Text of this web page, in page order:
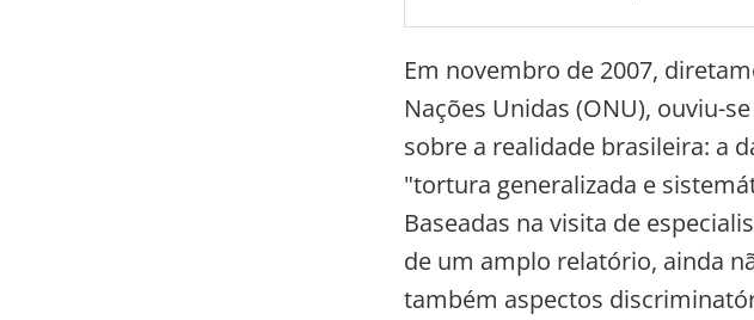
Em novembro de 2007,
Nações Unidas (ONU), ouviu-
sobre a realidade brasileira: a
"tortura generalizada e
Baseadas na visita de
de um amplo relatório, ainda
também aspectos